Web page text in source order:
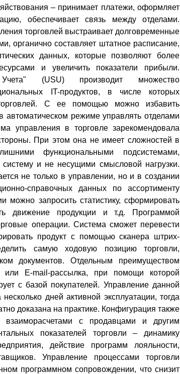
– принимает платежи, оформляет
обеспечивает связь между отделами.
торговлей выстраивает долговременные
органично составляет штатное расписание,
данных, которые позволяют более
и увеличить показатели прибыли.
(USU) производит множество
IT-продуктов, в числе которых
С ее помощью можно избавить
автоматическом режиме управлять отделами
управления в торговле зарекомендовала
При этом она не имеет сложностей в
функциональными подсистемами,
и не несущими смысловой нагрузки.
не только в управлении, но и в создании
справочных данных по ассортименту
можно запросить статистику, сформировать
движение продукции и т.д. Программой
операции. Система сможет перевести
продукт с помощью сканера штрих-
самую ходовую позицию торговли,
документов. Отдельным преимуществом
E-mail-рассылка, при помощи которой
с базой покупателей. Управление данной
дней активной эксплуатации, тогда
доказана на практике. Конфигурация также
с продавцами и другим
показателей торговли – динамику
действие программ лояльности,
Управление процессами торговли
программном сопровождении, что снизит